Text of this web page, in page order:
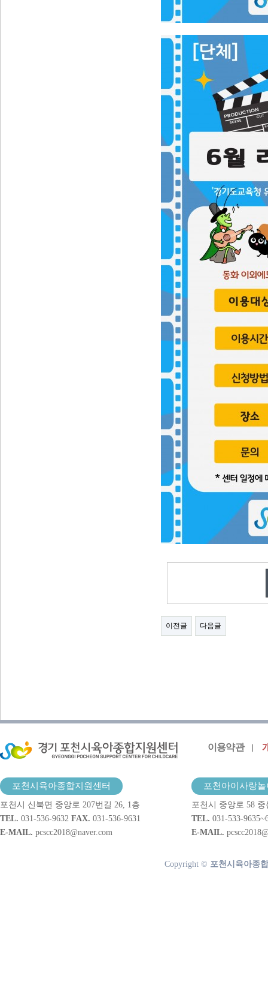
이전글 다음글
이용약관
포천시육아종합지원센터
포천시 신북면 중앙로 207번길 26, 1층
TEL. 031-536-9632 FAX. 031-536-9631
E-MAIL. pcscc2018@naver.com
포천아이사랑
포천시 중앙로 58
TEL. 031-533-
E-MAIL.
Copyright © 포천시육아종